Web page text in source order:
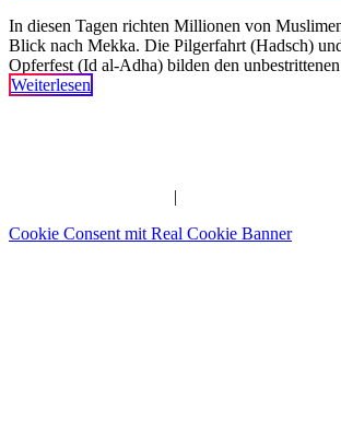
In diesen Tagen richten Millionen von
Blick nach Mekka. Die Pilgerfahrt (Hadsch)
Opferfest (Id al-Adha) bilden den
Weiterlesen
|
Cookie Consent mit Real Cookie Banner